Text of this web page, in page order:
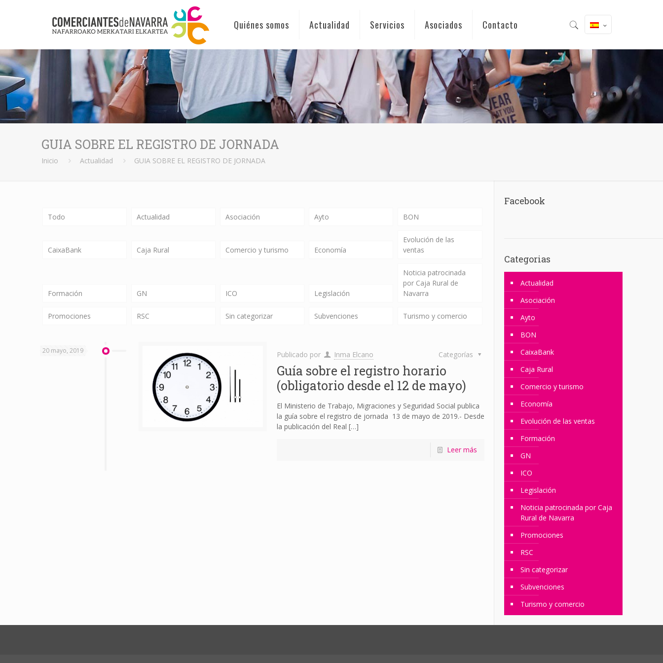
Quiénes somos Actualidad Servicios Asociados Contacto
GUIA SOBRE EL REGISTRO DE JORNADA
Inicio Actualidad GUIA SOBRE EL REGISTRO DE JORNADA
Todo Actualidad Asociación Ayto BON
CaixaBank Caja Rural Comercio y turismo Economía
Evolución de las
ventas
Formación GN ICO Legislación
Noticia patrocinada
por Caja Rural de
Navarra
Promociones RSC Sin categorizar Subvenciones Turismo y comercio
20 mayo, 2019 Publicado por Inma Elcano Categorías
Guía sobre el registro horario
(obligatorio desde el 12 de mayo)
El Ministerio de Trabajo, Migraciones y Seguridad Social publica
la guía sobre el registro de jornada 13 de mayo de 2019.- Desde
la publicación del Real […]
Leer más
Facebook
Categorias
Actualidad
Asociación
Ayto
BON
CaixaBank
Caja Rural
Comercio y turismo
Economía
Evolución de las ventas
Formación
GN
ICO
Legislación
Noticia patrocinada por Caja
Rural de Navarra
Promociones
RSC
Sin categorizar
Subvenciones
Turismo y comercio